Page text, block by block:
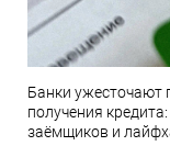
Банки ужесточают
получения
заёмщиков и